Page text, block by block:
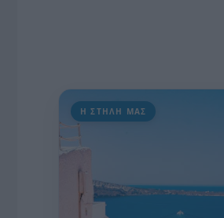
Η ΣΤΗΛΗ ΜΑΣ